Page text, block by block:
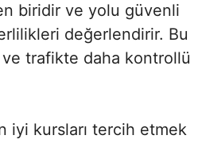
biridir ve yolu güvenli
değerlendirir. Bu
trafikte daha kontrollü
iyi kursları tercih etmek